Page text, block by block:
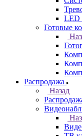
LED
Готовые
Распродажа
Назад